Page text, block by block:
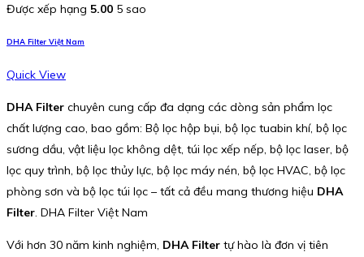
Được xếp hạng 5.00 5 sao
DHA Filter Việt Nam
Quick View
DHA Filter chuyên cung cấp đa dạng các dòng sản phẩm lọc
chất lượng cao, bao gồm: Bộ lọc hộp bụi, bộ lọc tuabin khí, bộ lọc
sương dầu, vật liệu lọc không dệt, túi lọc xếp nếp, bộ lọc laser, bộ
lọc quy trình, bộ lọc thủy lực, bộ lọc máy nén, bộ lọc HVAC, bộ lọc
phòng sơn và bộ lọc túi lọc – tất cả đều mang thương hiệu DHA
Filter. DHA Filter Việt Nam
Với hơn 30 năm kinh nghiệm, DHA Filter tự hào là đơn vị tiên